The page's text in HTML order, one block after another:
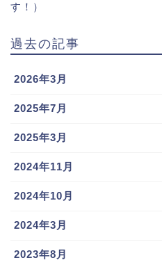
す！）
過去の記事
2026年3月
2025年7月
2025年3月
2024年11月
2024年10月
2024年3月
2023年8月